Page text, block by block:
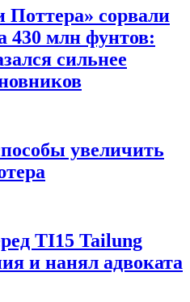
сорвали
430 млн фунтов:
сильнее
увеличить
TI15 Tailung
и нанял адвоката